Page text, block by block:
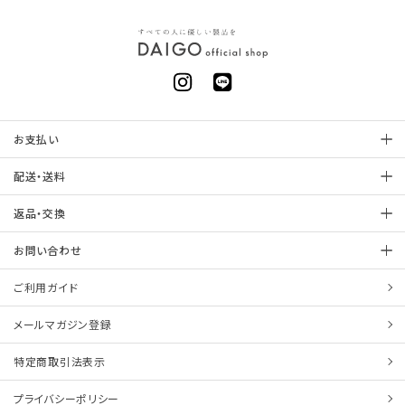
お支払い
配送・送料
返品・交換
お問い合わせ
ご利用ガイド
メールマガジン登録
特定商取引法表示
プライバシーポリシー